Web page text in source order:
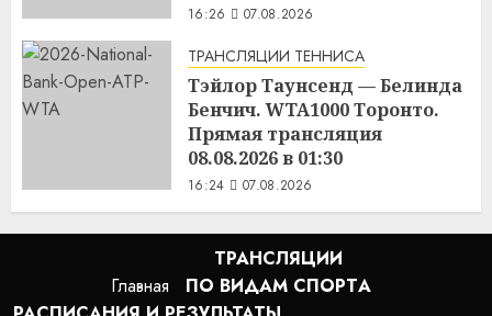
16:26 07.08.2026
ТРАНСЛЯЦИИ ТЕННИСА
Тэйлор Таунсенд — Белинда
Бенчич. WTA1000 Торонто.
Прямая трансляция
08.08.2026 в 01:30
16:24 07.08.2026
Главная
ТРАНСЛЯЦИИ
ПО ВИДАМ СПОРТA